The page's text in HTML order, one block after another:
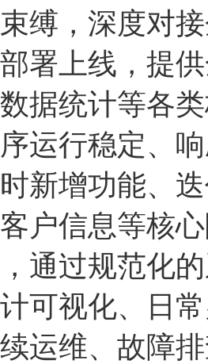
缚，深度对
署上线，提
据统计等各
运行稳定、
新增功能、
户信息等核
通过规范化
可视化、日
运维、故障